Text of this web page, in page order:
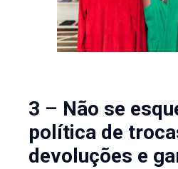
3 – Não se
política de
devoluções e